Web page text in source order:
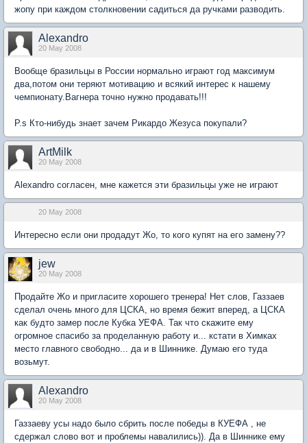
жопу при каждом столкновении садиться да ручками разводить.
Alexandro
20 May 2008
Вообще бразильцы в России нормально играют год максимум
два,потом они теряют мотивацию и всякий интерес к нашему
чемпионату.Вагнера точно нужно продавать!!!
P.s Кто-нибудь знает зачем Рикардо Жезуса покупали?
ArtMilk
20 May 2008
Alexandro согласен, мне кажется эти бразильцы уже не играют
20 May 2008
Интересно если они продадут Жо, то кого купят на его замену??
jew
20 May 2008
Продайте Жо и пригласите хорошего тренера! Нет слов, Газзаев
сделал очень много для ЦСКА, но время бежит вперед, а ЦСКА
как будто замер после Кубка УЕФА. Так что скажите ему
огромное спасибо за проделанную работу и... кстати в Химках
место главного свободно... да и в Шиннике. Думаю его туда
возьмут.
Alexandro
20 May 2008
Газзаеву усы надо было сбрить после победы в КУЕФА , не
сдержал слово вот и проблемы навалились)). Да в Шиннике ему